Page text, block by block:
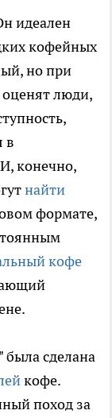
идеален
кофейных
но при
люди,
в
конечно,
найти
формате,
кофе
была сделана
кофе.
поход за